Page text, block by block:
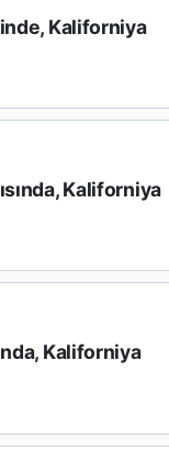
Kaliforniya
Kaliforniya
Kaliforniya